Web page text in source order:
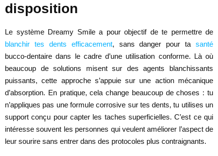
disposition
Le système Dreamy Smile a pour objectif de te permettre de
blanchir tes dents efficacement, sans danger pour ta santé
bucco-dentaire dans le cadre d’une utilisation conforme. Là où
beaucoup de solutions misent sur des agents blanchissants
puissants, cette approche s’appuie sur une action mécanique
d’absorption. En pratique, cela change beaucoup de choses : tu
n’appliques pas une formule corrosive sur tes dents, tu utilises un
support conçu pour capter les taches superficielles. C’est ce qui
intéresse souvent les personnes qui veulent améliorer l’aspect de
leur sourire sans entrer dans des protocoles plus contraignants.